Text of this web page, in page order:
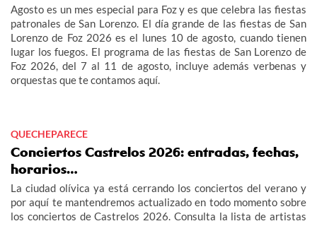
Agosto es un mes especial para Foz y es que celebra las fiestas
patronales de San Lorenzo. El día grande de las fiestas de San
Lorenzo de Foz 2026 es el lunes 10 de agosto, cuando tienen
lugar los fuegos. El programa de las fiestas de San Lorenzo de
Foz 2026, del 7 al 11 de agosto, incluye además verbenas y
orquestas que te contamos aquí.
QUECHEPARECE
Conciertos Castrelos 2026: entradas, fechas,
horarios…
La ciudad olívica ya está cerrando los conciertos del verano y
por aquí te mantendremos actualizado en todo momento sobre
los conciertos de Castrelos 2026. Consulta la lista de artistas